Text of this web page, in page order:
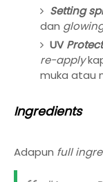
Setting
dan
UV
re-apply
muka atau
Ingredients
Adapun full